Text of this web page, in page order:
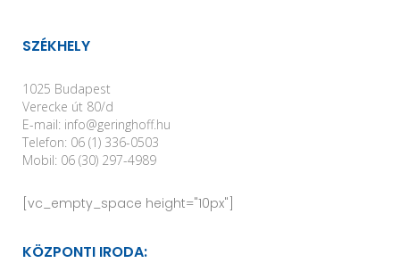
SZÉKHELY
1025 Budapest
Verecke út 80/d
E-mail: info@geringhoff.hu
Telefon: 06 (1) 336-0503
Mobil: 06 (30) 297-4989
[vc_empty_space height="10px"]
KÖZPONTI IRODA: